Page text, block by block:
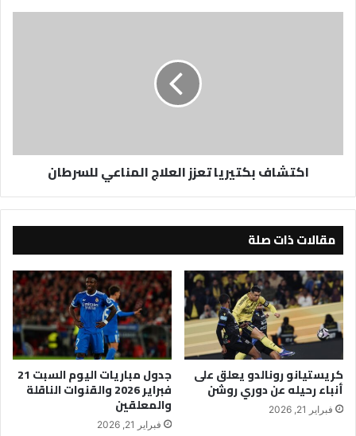
اكتشاف بكتيريا تعزز العلاج المناعي للسرطان
مقالات ذات صلة
كريستيانو رونالدو يعلق على
أنباء رحيله عن دوري روشن
فبراير 21, 2026
جدول مباريات اليوم السبت 21
فبراير 2026 والقنوات الناقلة
والمعلقين
فبراير 21, 2026